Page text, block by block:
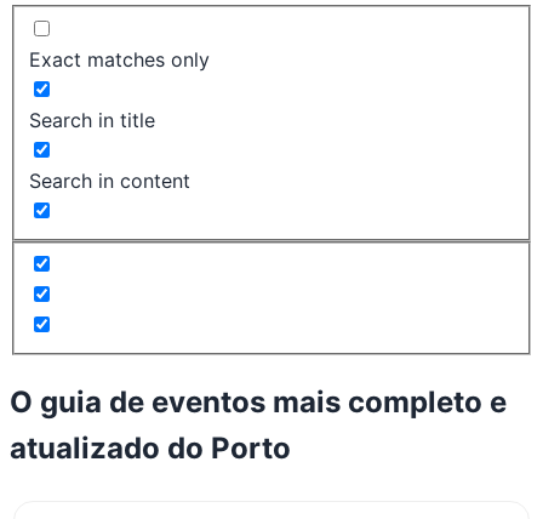
Exact matches only
Search in title
Search in content
O guia de eventos mais completo e
atualizado do Porto